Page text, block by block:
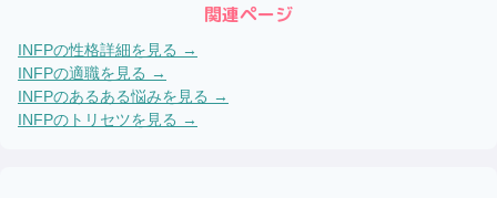
関連ページ
INFPの性格詳細を見る →
INFPの適職を見る →
INFPのあるある悩みを見る →
INFPのトリセツを見る →